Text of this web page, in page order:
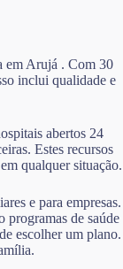
em Arujá . Com 30
inclui qualidade e
abertos 24
Estes recursos
qualquer situação.
e para empresas.
programas de saúde
escolher um plano.